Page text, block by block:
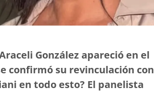
González apareció en el
confirmó su revinculación con
en todo esto? El panelista